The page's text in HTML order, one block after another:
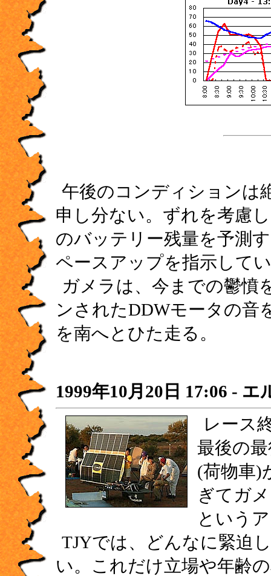
午後のコンディションは
申し分ない。ずれを考慮
のバッテリー残量を予測
ペースアップを指示して
ガメラは、今までの鬱憤
ンされたDDWモータの音
を南へとひた走る。
1999年10月20日 17:06 -
レース
最後の
(荷物車)
ぎてガ
という
TJYでは、どんなに緊迫
い。これだけ立場や年齢